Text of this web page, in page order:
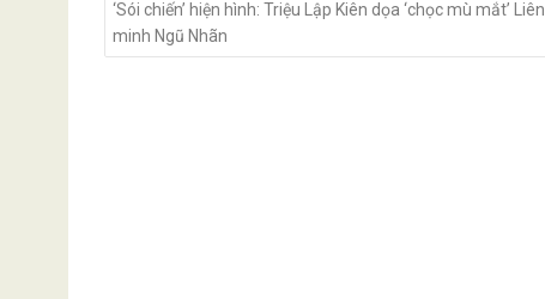
‘Sói chiến’ hiện hình: Triệu Lập Kiên dọa ‘chọc mù mắt’ Liên
minh Ngũ Nhãn